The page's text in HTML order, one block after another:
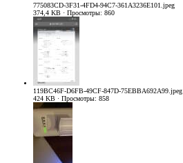
775083CD-3F31-4FD4-94C7-361A3236E101.jpeg
374,4 KB · Просмотры: 860
119BC46F-D6FB-49CF-847D-75EBBA692A99.jpeg
424 KB · Просмотры: 858